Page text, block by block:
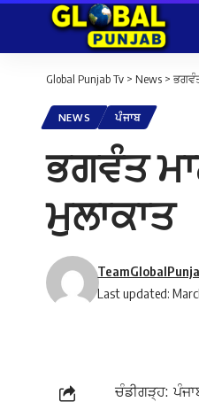
Global Punjab Tv > News >
NEWS ਪੰਜਾਬ
ਭਗਵੰਤ
ਮੁਲਾਕਾਤ
Last updated:
ਚੰਡੀਗੜ੍ਹ: